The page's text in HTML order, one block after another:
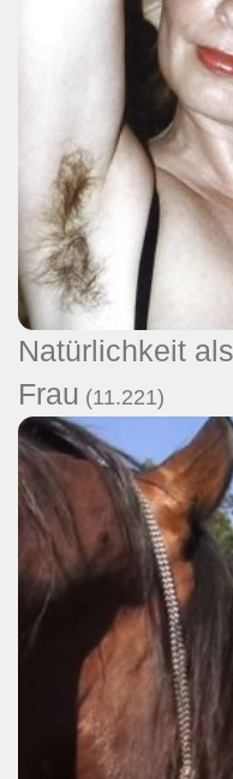
Natürlichkeit
Frau (11.221)